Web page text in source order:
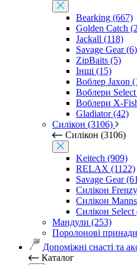
Bearking (667)
Golden Catch
Jackall (118)
Savage Gear (6)
ZipBaits (5)
Інші (15)
Воблер Jaxon
Воблери
Воблери X-
Gladiator (42)
Силікон (3106)
Силікон (3106)
Keitech (909)
RELAX (1122)
Savage Gear
Силікон
Силікон
Силікон Select
Мандули (253)
Поролонові
Допоміжні снасті та
Каталог